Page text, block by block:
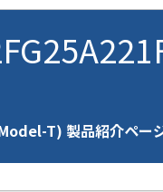
T) 製品紹介ペー